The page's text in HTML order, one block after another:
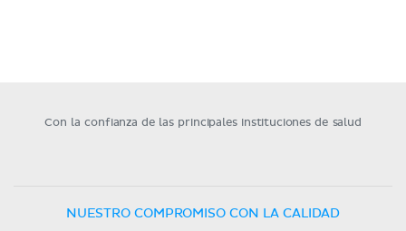
Con la confianza de las principales instituciones de salud
NUESTRO COMPROMISO CON LA CALIDAD